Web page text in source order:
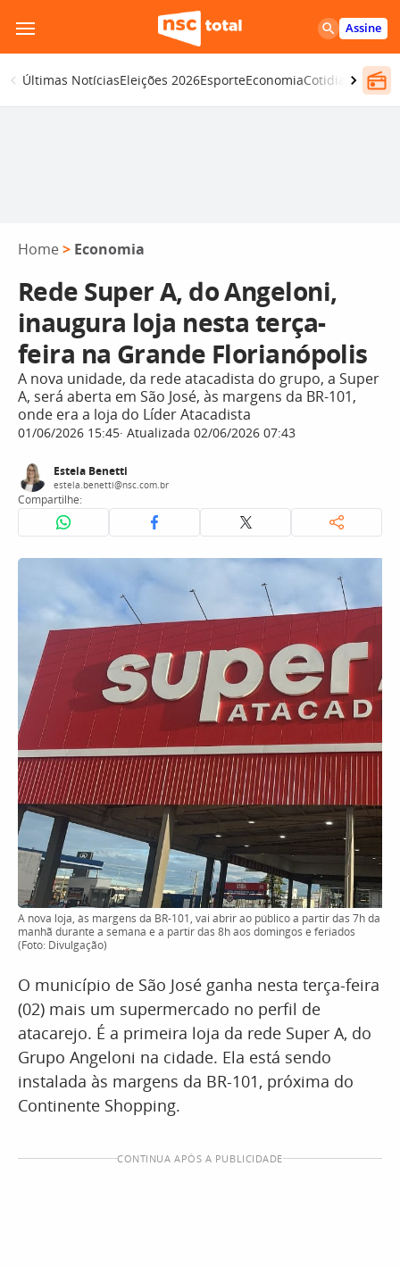
para
o
conteúdo
Assine
Últimas NotíciasEleições 2026EsporteEconomiaCotidiano
Home > Economia
Rede Super A, do Angeloni,
inaugura loja nesta terça-
feira na Grande Florianópolis
A nova unidade, da rede atacadista do grupo, a Super
A, será aberta em São José, às margens da BR-101,
onde era a loja do Líder Atacadista
01/06/2026 15:45 Atualizada 02/06/2026 07:43
Estela Benetti
estela.benetti@nsc.com.br
Compartilhe:
A nova loja, às margens da BR-101, vai abrir ao público a partir das 7h da
manhã durante a semana e a partir das 8h aos domingos e feriados
(Foto: Divulgação)
O município de São José ganha nesta terça-feira
(02) mais um supermercado no perfil de
atacarejo. É a primeira loja da rede Super A, do
Grupo Angeloni na cidade. Ela está sendo
instalada às margens da BR-101, próxima do
Continente Shopping.
CONTINUA APÓS A PUBLICIDADE